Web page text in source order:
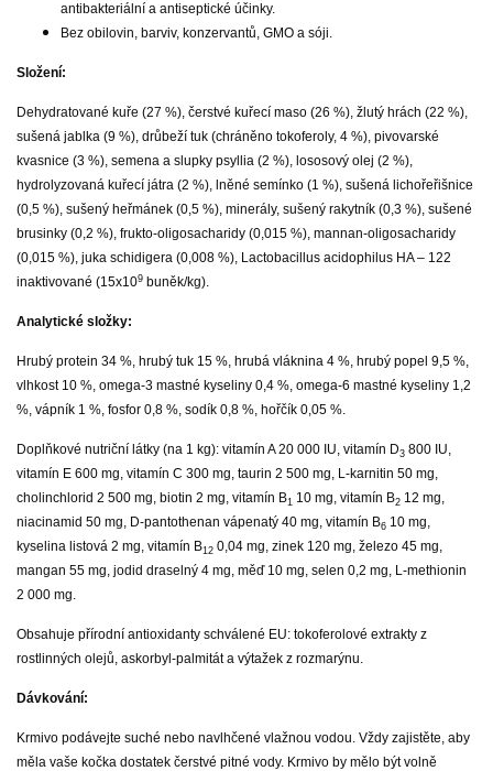
antibakteriální a antiseptické účinky.
Bez obilovin, barviv, konzervantů, GMO a sóji.
Složení:
Dehydratované kuře (27 %), čerstvé kuřecí maso (26 %), žlutý hrách (22 %),
sušená jablka (9 %), drůbeží tuk (chráněno tokoferoly, 4 %), pivovarské
kvasnice (3 %), semena a slupky psyllia (2 %), lososový olej (2 %),
hydrolyzovaná kuřecí játra (2 %), lněné semínko (1 %), sušená lichořeřišnice
(0,5 %), sušený heřmánek (0,5 %), minerály, sušený rakytník (0,3 %), sušené
brusinky (0,2 %), frukto-oligosacharidy (0,015 %), mannan-oligosacharidy
(0,015 %), juka schidigera (0,008 %), Lactobacillus acidophilus HA – 122
inaktivované (15x109 buněk/kg).
Analytické složky:
Hrubý protein 34 %, hrubý tuk 15 %, hrubá vláknina 4 %, hrubý popel 9,5 %,
vlhkost 10 %, omega-3 mastné kyseliny 0,4 %, omega-6 mastné kyseliny 1,2
%, vápník 1 %, fosfor 0,8 %, sodík 0,8 %, hořčík 0,05 %.
Doplňkové nutriční látky (na 1 kg): vitamín A 20 000 IU, vitamín D3 800 IU,
vitamín E 600 mg, vitamín C 300 mg, taurin 2 500 mg, L-karnitin 50 mg,
cholinchlorid 2 500 mg, biotin 2 mg, vitamín B1 10 mg, vitamín B2 12 mg,
niacinamid 50 mg, D-pantothenan vápenatý 40 mg, vitamín B6 10 mg,
kyselina listová 2 mg, vitamín B12 0,04 mg, zinek 120 mg, železo 45 mg,
mangan 55 mg, jodid draselný 4 mg, měď 10 mg, selen 0,2 mg, L-methionin
2 000 mg.
Obsahuje přírodní antioxidanty schválené EU: tokoferolové extrakty z
rostlinných olejů, askorbyl-palmitát a výtažek z rozmarýnu.
Dávkování:
Krmivo podávejte suché nebo navlhčené vlažnou vodou. Vždy zajistěte, aby
měla vaše kočka dostatek čerstvé pitné vody. Krmivo by mělo být volně